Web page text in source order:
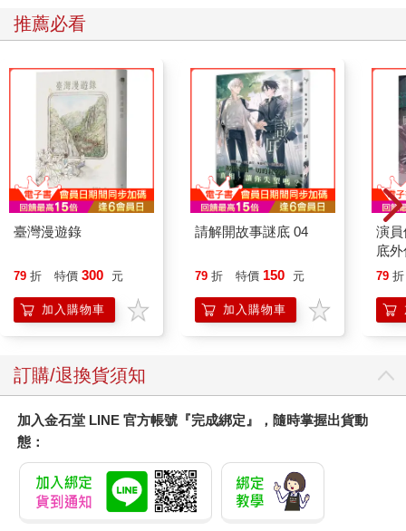
「雄辯是銀，沉默是金。」
且不論這句話對不對，在我們研究「要怎麼說話」之前，應該先
老王看房子，從頭到尾，沒說半個字，甚至沒花半個鐘頭，卻可
能比那些自以為聰明、有關係、充內行的人，獲得更好的「待
這就因為「沉默是金」。
那沉默不代表沒有聲音，而顯示了他的「深藏不露」。偏偏在那
深藏不露之中，他又透露了一些令對方困惑的消息。
哪些消息？
他讓對方知道了他的身分，知道他是第二次去，知道他對屋子的
情況十分了解，知道他清楚行情，甚至讓對方知道，「他清楚那
相對地，銷售公司卻對老王一無所知。
也可以說，銷售公司在「明處」，老王在「暗處」。當老王離
開，銷售公司的人就再也抓不住他。當「開出的價錢」不合意，
這個好主顧就可能永不回頭。
熟人不如生人
老王的太太跟著孫太太一起去問價錢，情況就不一樣了。
從王太太的角度想，孫太太是朋友，又是那裡的住戶，當然跟銷
售中心的人熟，也當然應該得到「好價錢」。
可是，從銷售中心的角度要怎麼想呢？
當年，孫太太以一坪四十八萬買的房子，位置還不如現在推出的
「保留戶」。而今景氣不佳，跌了價，告訴孫太太四十五萬，已
推薦必看
臺灣漫遊錄
79 折 特價 300 元
加入購物車
請解開故事謎底 04
79 折 特價 150 元
加入購物車
演
底
79 折
訂購/退換貨須知
加入金石堂 LINE 官方帳號『完成綁定』，隨時掌握出貨動
態：